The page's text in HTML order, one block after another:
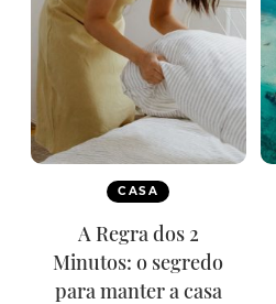
CASA
A Regra dos 2
Minutos: o segredo
para manter a casa